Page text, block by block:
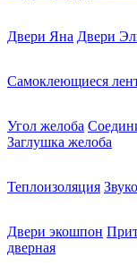
Двери Яна Двери
Самоклеющиеся
Угол желоба
Заглушка желоба
Теплоизоляция
Двери экошпон
дверная